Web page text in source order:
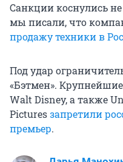
Санкции коснулись
мы писали, что
продажу техники в
Под удар
«Бэтмен».
Walt Disney, а также
Picturesзапретили
премьер.